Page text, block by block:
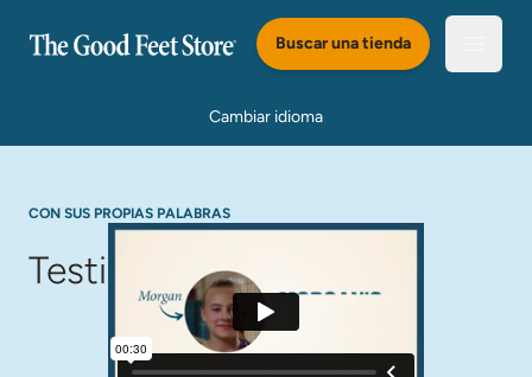
Buscar una tienda
Cambiar idioma
CON SUS PROPIAS PALABRAS
Testimonios